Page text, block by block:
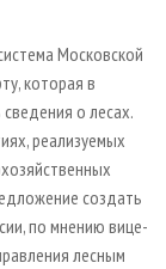
Московской
которая в
о лесах.
реализуемых
создать
по мнению вице-
лесным